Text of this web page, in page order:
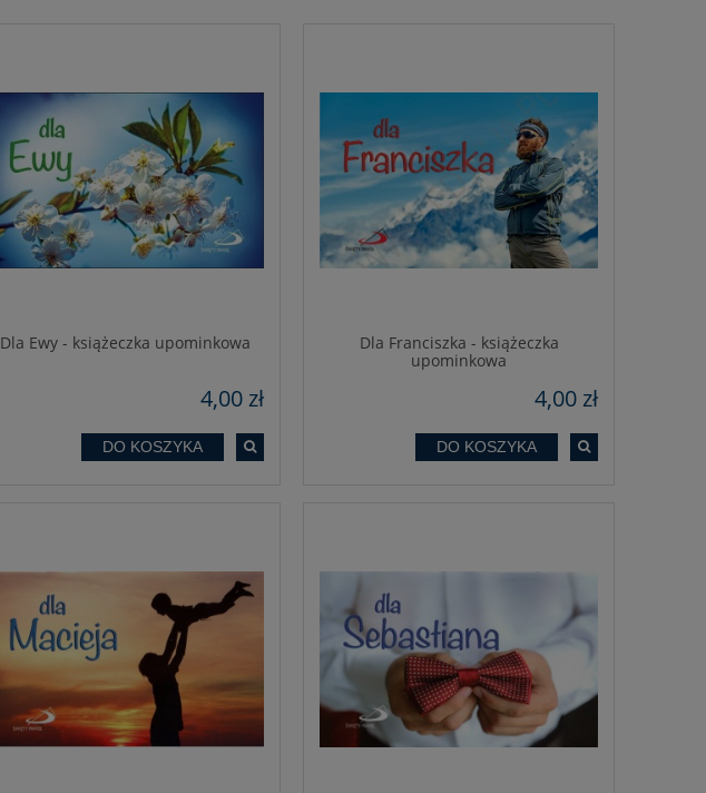
Dla Ewy - książeczka upominkowa
4,00 zł
DO KOSZYKA
Dla Franciszka - książeczka
upominkowa
4,00 zł
DO KOSZYKA